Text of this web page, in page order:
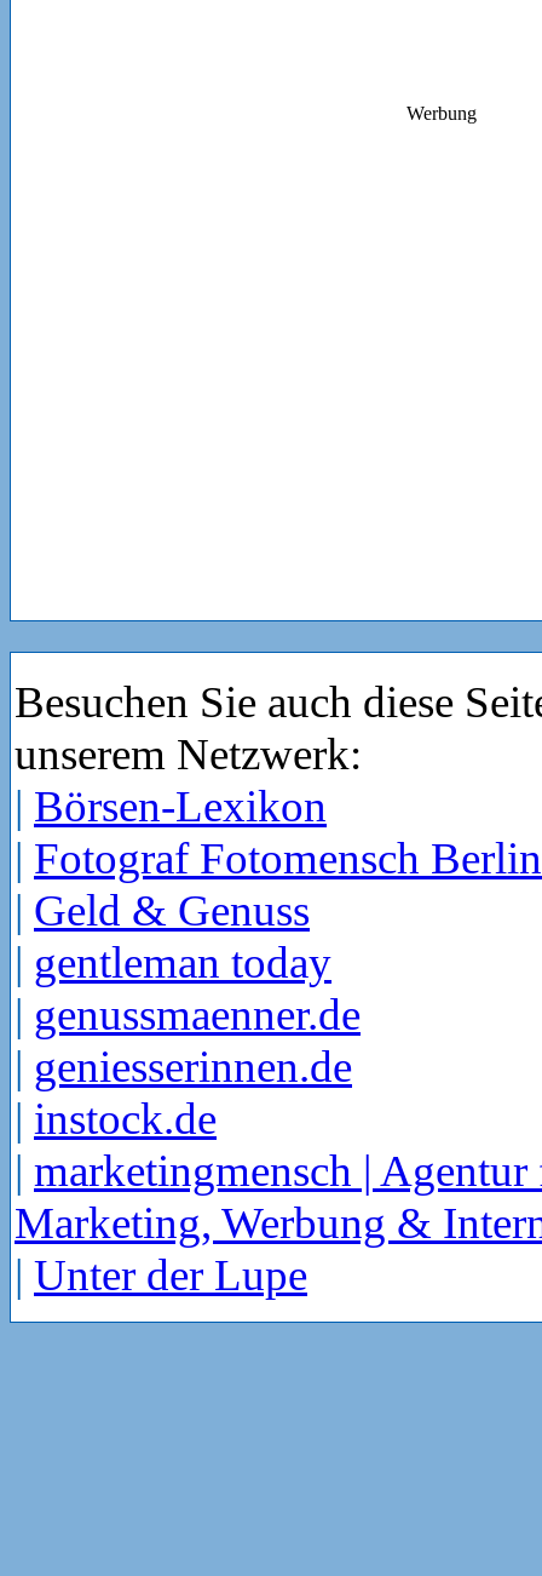
Werbung
Besuchen Sie auch diese
unserem Netzwerk:
| Börsen-Lexikon
| Fotograf Fotomensch Berlin
| Geld & Genuss
| gentleman today
| genussmaenner.de
| geniesserinnen.de
| instock.de
| marketingmensch | Agentur
Marketing, Werbung &
| Unter der Lupe